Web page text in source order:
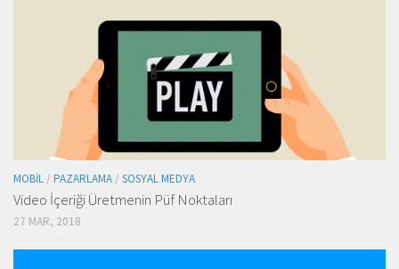
MOBIL / PAZARLAMA / SOSYAL MEDYA
Video İçeriği Üretmenin Püf Noktaları
27 MAR, 2018